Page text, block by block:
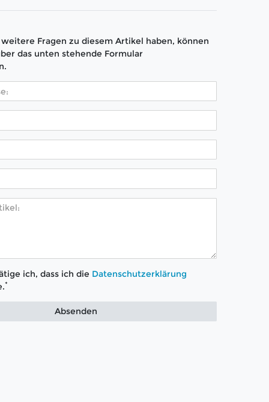
Fragen zu diesem Artikel haben, können
das unten stehende Formular
ich, dass ich die Daten­schutz­erklärung
*
Absenden